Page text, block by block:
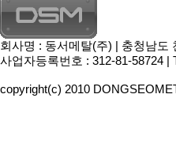
회사명 : 동서메탈(주) | 충청남도
사업자등록번호 : 312-81-58724 |
copyright(c) 2010